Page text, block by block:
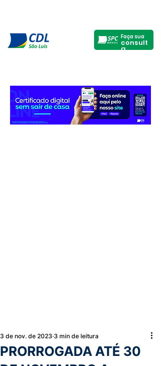
Faça sua
consult
a
PRORROGADA ATÉ 30
3 de nov. de 2023 3 min de leitura